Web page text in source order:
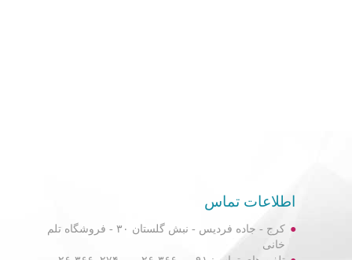
اطلاعات تماس
کرج - جاده فردیس - نبش گلستان ۳۰ - فروشگاه تلم
خانی